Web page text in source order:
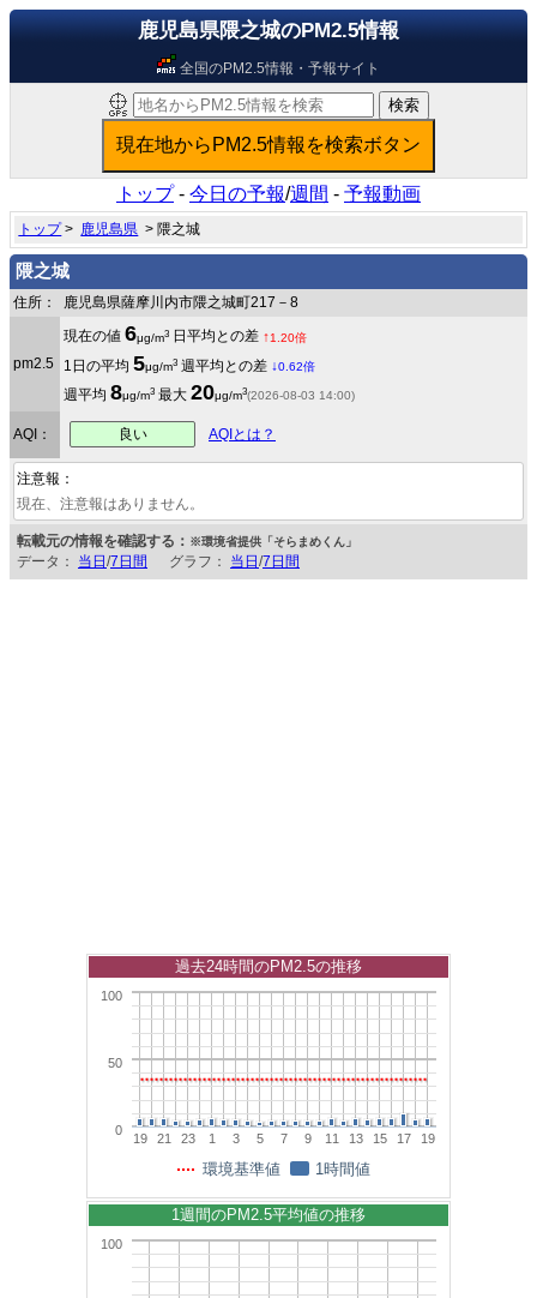
鹿児島県隈之城のPM2.5情報
全国のPM2.5情報・予報サイト
トップ- 今日の予報/週間 - 予報動画
トップ> 鹿児島県 > 隈之城
隈之城
住所： 鹿児島県薩摩川内市隈之城町217－8
pm2.5
現在の値 6μg/m3 日平均との差 ↑1.20倍
1日の平均 5μg/m3 週平均との差 ↓0.62倍
週平均 8μg/m3 最大 20μg/m3(2026-08-03 14:00)
AQI： 良い AQIとは？
注意報：
現在、注意報はありません。
転載元の情報を確認する： ※環境省提供「そらまめくん」
データ： 当日 /7日間 グラフ： 当日 /7日間
19 21 23 1 3 5 7 9 11 13 15 17 19
0
50
100
過去24時間のPM2.5の推移
環境基準値 1時間値
100
1週間のPM2.5平均値の推移